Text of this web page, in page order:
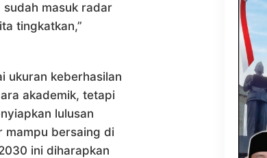
sudah masuk radar
tingkatkan,”
ukuran keberhasilan
akademik, tetapi
lulusan
mampu bersaing di
ini diharapkan